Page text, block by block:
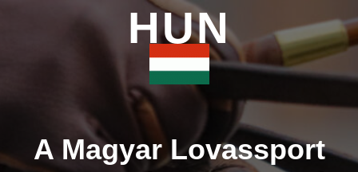
HUN
A Magyar Lovassport